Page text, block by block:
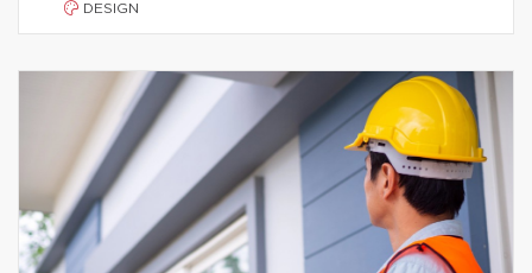
DESIGN